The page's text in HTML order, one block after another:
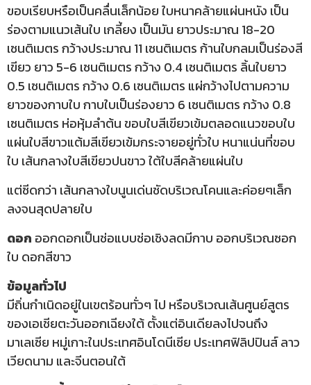
ขอบเรียบหรือเป็นคลื่นเล็กน้อย ใบหนาคล้ายแผ่นหนัง เป็น
ร่องตามแนวเส้นใบ เกลี้ยง เป็นมัน ยาวประมาณ 18-20
เซนติเมตร กว้างประมาณ 11 เซนติเมตร ก้านใบกลมเป็นร่องสี
เขียว ยาว 5-6 เซนติเมตร กว้าง 0.4 เซนติเมตร ลิ้นใบยาว
0.5 เซนติเมตร กว้าง 0.6 เซนติเมตร แผ่กว้างไปตามความ
ยาวของกาบใบ กาบใบเป็นร่องยาว 6 เซนติเมตร กว้าง 0.8
เซนติเมตร ห่อหุ้มลำต้น ขอบใบสีเขียวเข้มตลอดแนวขอบใบ
แผ่นใบสีขาวแต้มสีเขียวเข้มกระจายอยู่ทั่วใบ หนาแน่นที่ขอบ
ใบ เส้นกลางใบสีเขียวปนขาว ใต้ใบสีคล้ายแผ่นใบ
แต่ซีดกว่า เส้นกลางใบนูนเด่นชัดบริเวณโคนและค่อยๆเล็ก
ลงจนสุดปลายใบ
ดอก ออกดอกเป็นช่อแบบช่อเชิงลดมีกาบ ออกบริเวณซอก
ใบ ดอกสีขาว
ข้อมูลทั่วไป
มีถิ่นกำเนิดอยู่ในเขตร้อนทั่วๆ ไป หรือบริเวณเส้นศูนย์สูตร
ของเอเชียตะวันออกเฉียงใต้ ตั้งแต่อินเดียลงไปจนถึง
มาเลเซีย หมู่เกาะในประเทศอินโดนีเซีย ประเทศฟิลิปปินส์ ลาว
เวียดนาม และจีนตอนใต้